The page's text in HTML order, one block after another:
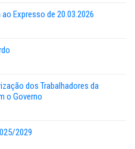
Expresso de 20.03.2026
dos Trabalhadores da
o Governo
2029